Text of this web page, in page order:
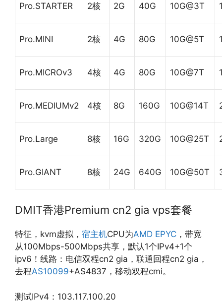
Pro.STARTER 2核 2G 40G 10G@3T
Pro.MINI 2核 4G 80G 10G@5T
Pro.MICROv3 4核 4G 80G 10G@7T
Pro.MEDIUMv2 4核 8G 160G 10G@14T
Pro.Large 8核 16G 320G 10G@25T
Pro.GIANT 8核 24G 640G 10G@50T
DMIT香港Premium cn2 gia vps套餐
特征，kvm虚拟， 宿主机CPU为AMD EPYC ，带宽
从100Mbps-500Mbps共享，默认1个IPv4+1个
ipv6！线路：电信双程cn2 gia，联通回程cn2 gia，
去程AS10099+AS4837，移动双程cmi。
测试IPv4：103.117.100.20